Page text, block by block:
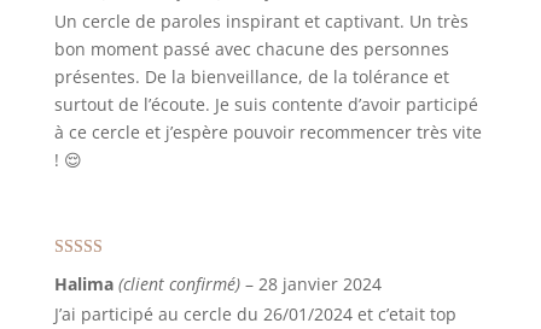
Un cercle de paroles inspirant et captivant. Un très
bon moment passé avec chacune des personnes
présentes. De la bienveillance, de la tolérance et
surtout de l’écoute. Je suis contente d’avoir participé
à ce cercle et j’espère pouvoir recommencer très vite
! 😌
Halima (client confirmé) – 28 janvier 2024
J’ai participé au cercle du 26/01/2024 et c’etait top